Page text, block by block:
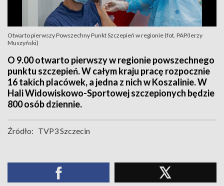
Otwarto pierwszy Powszechny Punkt Szczepień w regionie (fot. PAP/Jerzy
Muszyński)
O 9.00 otwarto pierwszy w regionie powszechnego
punktu szczepień. W całym kraju pracę rozpocznie
16 takich placówek, a jedna z nich w Koszalinie. W
Hali Widowiskowo-Sportowej szczepionych będzie
800 osób dziennie.
Źródło: TVP3 Szczecin